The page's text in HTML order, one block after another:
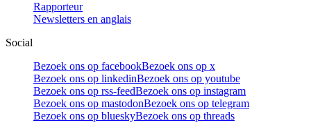
Rapporteur
Newsletters en anglais
Social
Bezoek ons op facebookBezoek ons op x
Bezoek ons op linkedinBezoek ons op youtube
Bezoek ons op rss-feedBezoek ons op instagram
Bezoek ons op mastodonBezoek ons op telegram
Bezoek ons op blueskyBezoek ons op threads